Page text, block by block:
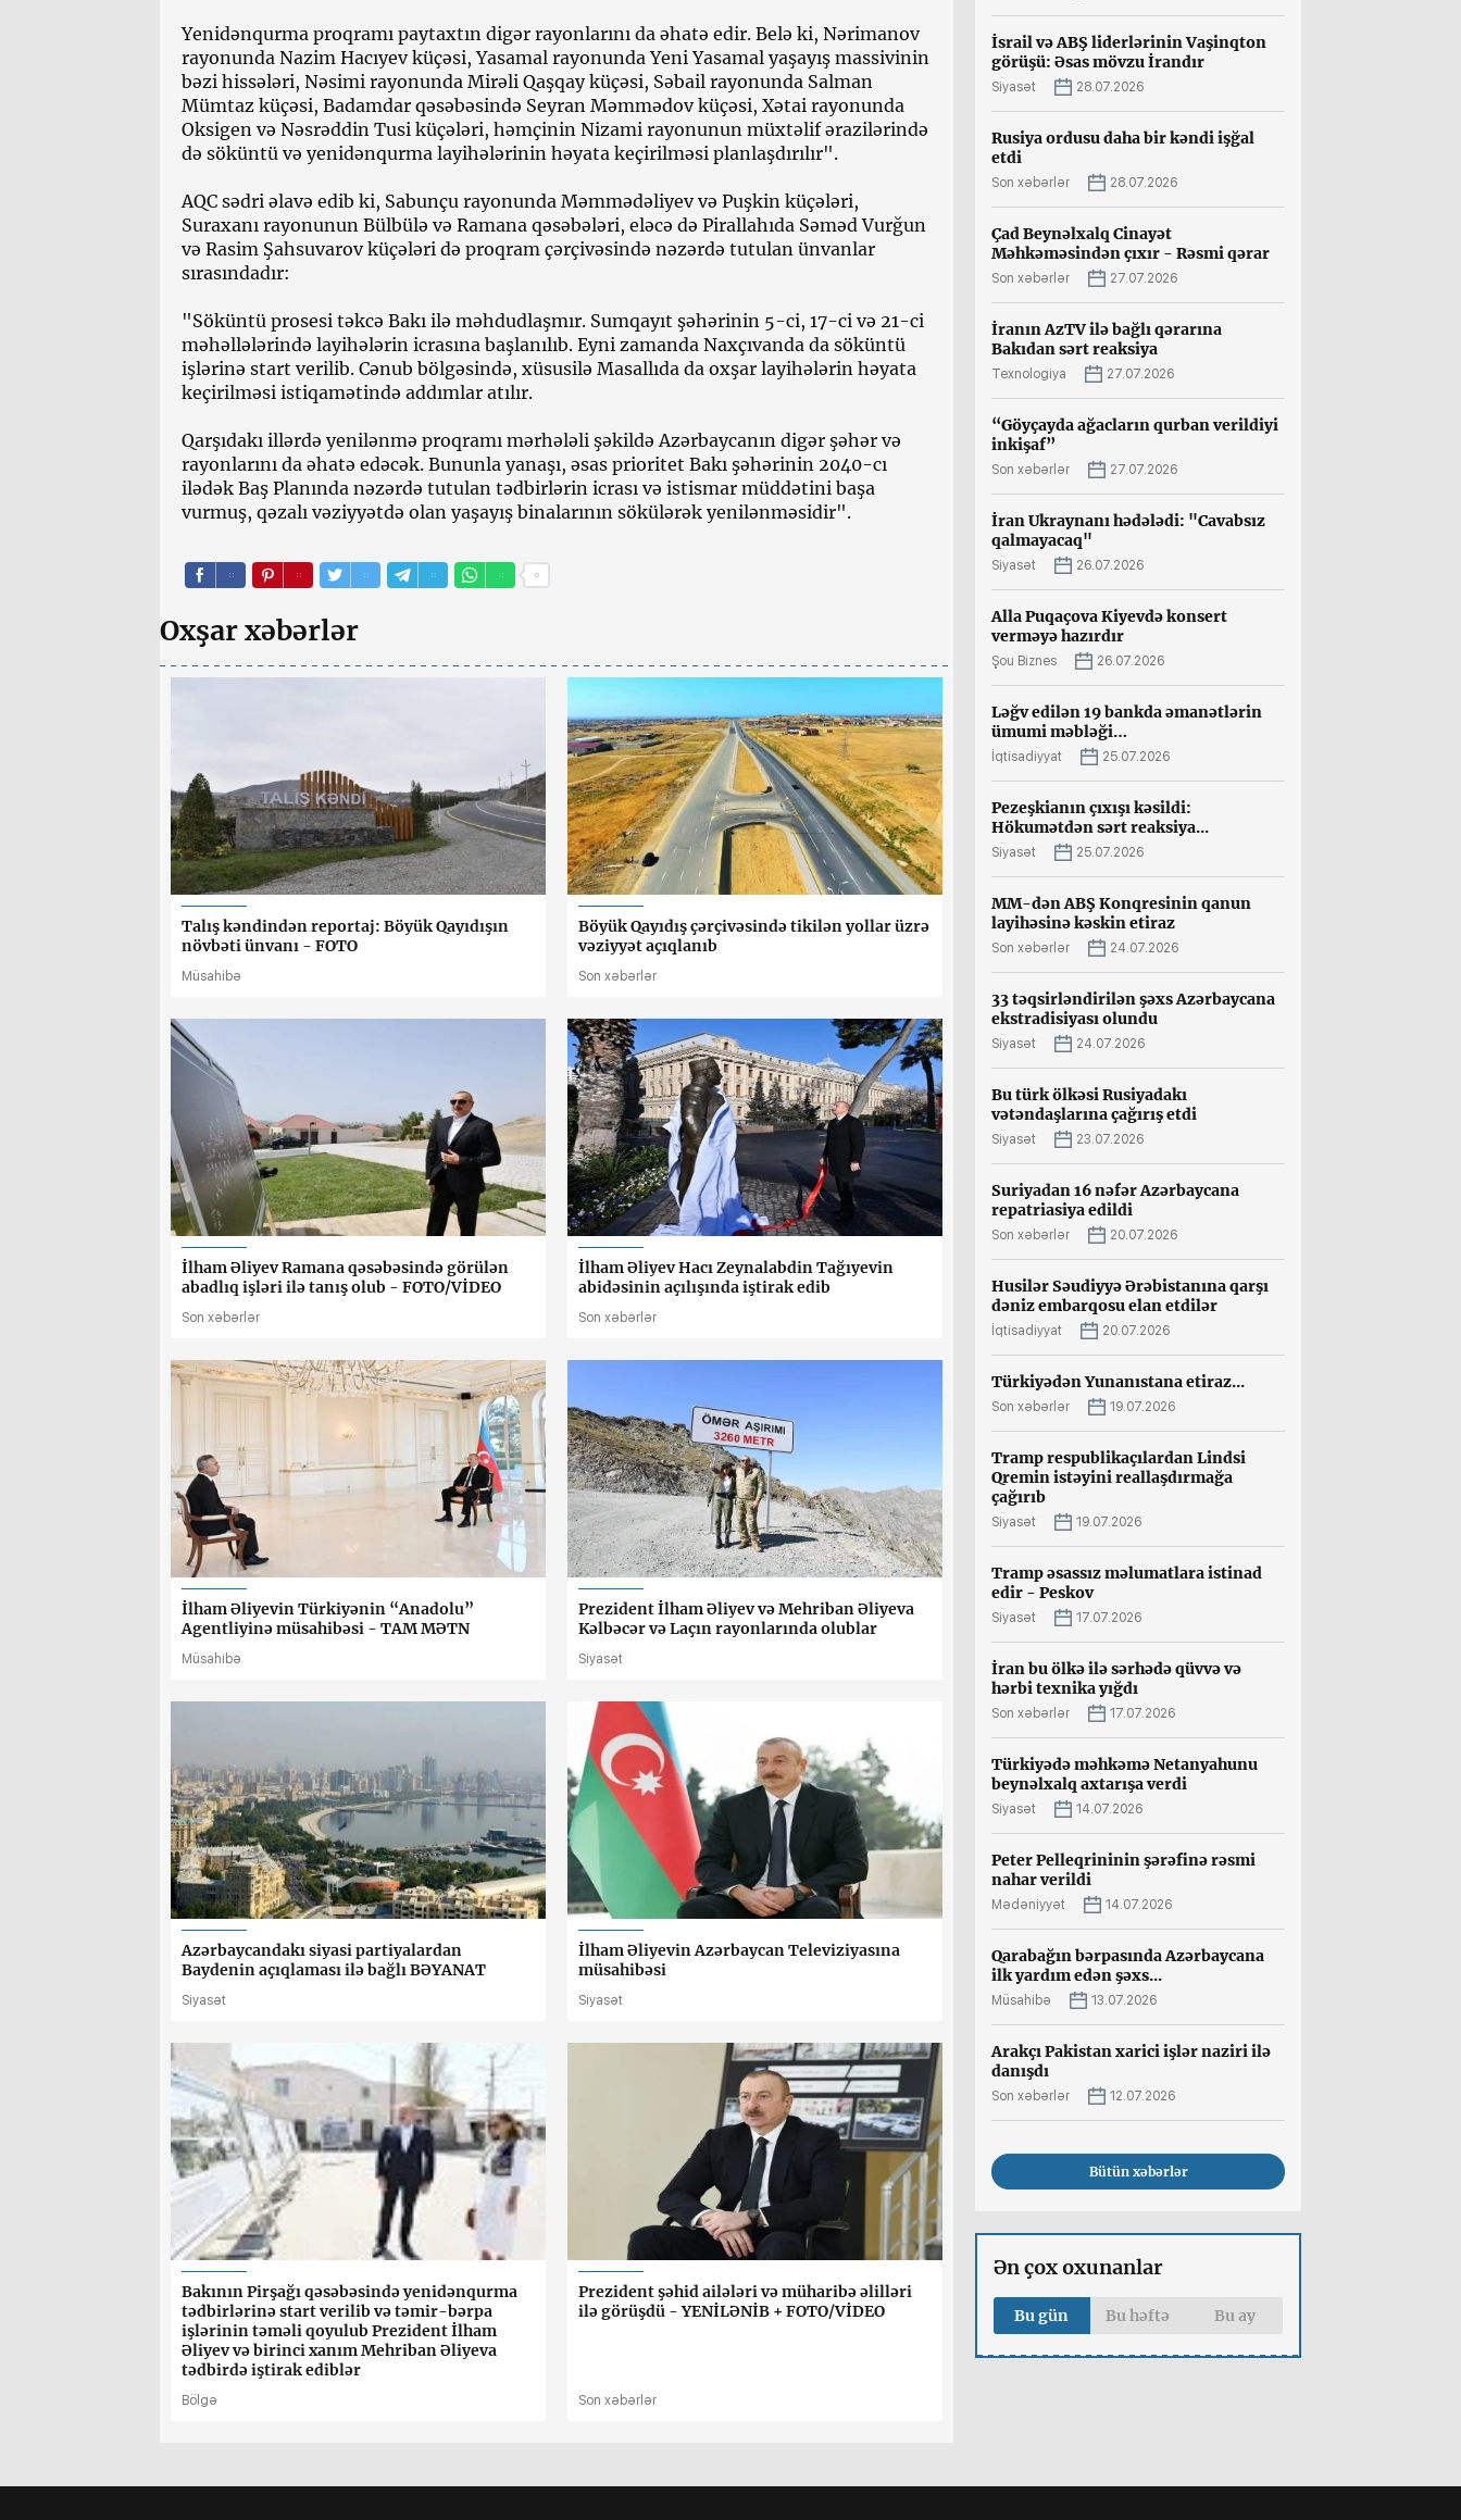
Yenidənqurma proqramı paytaxtın digər rayonlarını da əhatə edir. Belə ki, Nərimanov
rayonunda Nazim Hacıyev küçəsi, Yasamal rayonunda Yeni Yasamal yaşayış massivinin
bəzi hissələri, Nəsimi rayonunda Mirəli Qaşqay küçəsi, Səbail rayonunda Salman
Mümtaz küçəsi, Badamdar qəsəbəsində Seyran Məmmədov küçəsi, Xətai rayonunda
Oksigen və Nəsrəddin Tusi küçələri, həmçinin Nizami rayonunun müxtəlif ərazilərində
də söküntü və yenidənqurma layihələrinin həyata keçirilməsi planlaşdırılır".
AQC sədri əlavə edib ki, Sabunçu rayonunda Məmmədəliyev və Puşkin küçələri,
Suraxanı rayonunun Bülbülə və Ramana qəsəbələri, eləcə də Pirallahıda Səməd Vurğun
və Rasim Şahsuvarov küçələri də proqram çərçivəsində nəzərdə tutulan ünvanlar
sırasındadır:
"Söküntü prosesi təkcə Bakı ilə məhdudlaşmır. Sumqayıt şəhərinin 5-ci, 17-ci və 21-ci
məhəllələrində layihələrin icrasına başlanılıb. Eyni zamanda Naxçıvanda da söküntü
işlərinə start verilib. Cənub bölgəsində, xüsusilə Masallıda da oxşar layihələrin həyata
keçirilməsi istiqamətində addımlar atılır.
Qarşıdakı illərdə yenilənmə proqramı mərhələli şəkildə Azərbaycanın digər şəhər və
rayonlarını da əhatə edəcək. Bununla yanaşı, əsas prioritet Bakı şəhərinin 2040-cı
ilədək Baş Planında nəzərdə tutulan tədbirlərin icrası və istismar müddətini başa
vurmuş, qəzalı vəziyyətdə olan yaşayış binalarının sökülərək yenilənməsidir".
Oxşar xəbərlər
Talış kəndindən reportaj: Böyük Qayıdışın
növbəti ünvanı - FOTO
Müsahibə
Böyük Qayıdış çərçivəsində tikilən yollar üzrə
vəziyyət açıqlanıb
Son xəbərlər
İlham Əliyev Ramana qəsəbəsində görülən
abadlıq işləri ilə tanış olub - FOTO/VİDEO
Son xəbərlər
İlham Əliyev Hacı Zeynalabdin Tağıyevin
abidəsinin açılışında iştirak edib
Son xəbərlər
İlham Əliyevin Türkiyənin “Anadolu”
Agentliyinə müsahibəsi - TAM MƏTN
Müsahibə
Prezident İlham Əliyev və Mehriban Əliyeva
Kəlbəcər və Laçın rayonlarında olublar
Siyasət
Azərbaycandakı siyasi partiyalardan
Baydenin açıqlaması ilə bağlı BƏYANAT
Siyasət
İlham Əliyevin Azərbaycan Televiziyasına
müsahibəsi
Siyasət
Bakının Pirşağı qəsəbəsində yenidənqurma
tədbirlərinə start verilib və təmir-bərpa
işlərinin təməli qoyulub Prezident İlham
Əliyev və birinci xanım Mehriban Əliyeva
tədbirdə iştirak ediblər
Bölgə
Prezident şəhid ailələri və müharibə əlilləri
ilə görüşdü - YENİLƏNİB + FOTO/VİDEO
Son xəbərlər
İsrail və ABŞ liderlərinin Vaşinqton
görüşü: Əsas mövzu İrandır
Siyasət 28.07.2026
Rusiya ordusu daha bir kəndi işğal
etdi
Son xəbərlər 28.07.2026
Çad Beynəlxalq Cinayət
Məhkəməsindən çıxır - Rəsmi qərar
Son xəbərlər 27.07.2026
İranın AzTV ilə bağlı qərarına
Bakıdan sərt reaksiya
Texnologiya 27.07.2026
“Göyçayda ağacların qurban verildiyi
inkişaf”
Son xəbərlər 27.07.2026
İran Ukraynanı hədələdi: "Cavabsız
qalmayacaq"
Siyasət 26.07.2026
Alla Puqaçova Kiyevdə konsert
verməyə hazırdır
Şou Biznes 26.07.2026
Ləğv edilən 19 bankda əmanətlərin
ümumi məbləği…
İqtisadiyyat 25.07.2026
Pezeşkianın çıxışı kəsildi:
Hökumətdən sərt reaksiya...
Siyasət 25.07.2026
MM-dən ABŞ Konqresinin qanun
layihəsinə kəskin etiraz
Son xəbərlər 24.07.2026
33 təqsirləndirilən şəxs Azərbaycana
ekstradisiyası olundu
Siyasət 24.07.2026
Bu türk ölkəsi Rusiyadakı
vətəndaşlarına çağırış etdi
Siyasət 23.07.2026
Suriyadan 16 nəfər Azərbaycana
repatriasiya edildi
Son xəbərlər 20.07.2026
Husilər Səudiyyə Ərəbistanına qarşı
dəniz embarqosu elan etdilər
İqtisadiyyat 20.07.2026
Türkiyədən Yunanıstana etiraz...
Son xəbərlər 19.07.2026
Tramp respublikaçılardan Lindsi
Qremin istəyini reallaşdırmağa
çağırıb
Siyasət 19.07.2026
Tramp əsassız məlumatlara istinad
edir - Peskov
Siyasət 17.07.2026
İran bu ölkə ilə sərhədə qüvvə və
hərbi texnika yığdı
Son xəbərlər 17.07.2026
Türkiyədə məhkəmə Netanyahunu
beynəlxalq axtarışa verdi
Siyasət 14.07.2026
Peter Pelleqrininin şərəfinə rəsmi
nahar verildi
Mədəniyyət 14.07.2026
Qarabağın bərpasında Azərbaycana
ilk yardım edən şəxs...
Müsahibə 13.07.2026
Arakçı Pakistan xarici işlər naziri ilə
danışdı
Son xəbərlər 12.07.2026
Bütün xəbərlər
Ən çox oxunanlar
Bu gün Bu həftə Bu ay